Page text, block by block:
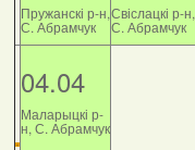
Пружанскі р-н,
С. Абрамчук
Свіслацкі р-н,
С. Абрамчук
04.04
Маларыцкі р-
н, С. Абрамчук